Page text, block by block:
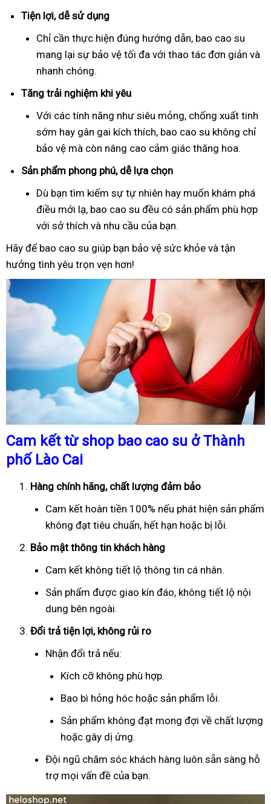
Tiện lợi, dễ sử dụng
Chỉ cần thực hiện đúng hướng dẫn, bao cao su
mang lại sự bảo vệ tối đa với thao tác đơn giản và
nhanh chóng.
Tăng trải nghiệm khi yêu
Với các tính năng như siêu mỏng, chống xuất tinh
sớm hay gân gai kích thích, bao cao su không chỉ
bảo vệ mà còn nâng cao cảm giác thăng hoa.
Sản phẩm phong phú, dễ lựa chọn
Dù bạn tìm kiếm sự tự nhiên hay muốn khám phá
điều mới lạ, bao cao su đều có sản phẩm phù hợp
với sở thích và nhu cầu của bạn.
Hãy để bao cao su giúp bạn bảo vệ sức khỏe và tận
hưởng tình yêu trọn vẹn hơn!
Cam kết từ shop bao cao su ở Thành
phố Lào Cai
Hàng chính hãng, chất lượng đảm bảo
Cam kết hoàn tiền 100% nếu phát hiện sản phẩm
không đạt tiêu chuẩn, hết hạn hoặc bị lỗi.
Bảo mật thông tin khách hàng
Cam kết không tiết lộ thông tin cá nhân.
Sản phẩm được giao kín đáo, không tiết lộ nội
dung bên ngoài.
Đổi trả tiện lợi, không rủi ro
Nhận đổi trả nếu:
Kích cỡ không phù hợp.
Bao bì hỏng hóc hoặc sản phẩm lỗi.
Sản phẩm không đạt mong đợi về chất lượng
hoặc gây dị ứng.
Đội ngũ chăm sóc khách hàng luôn sẵn sàng hỗ
trợ mọi vấn đề của bạn.